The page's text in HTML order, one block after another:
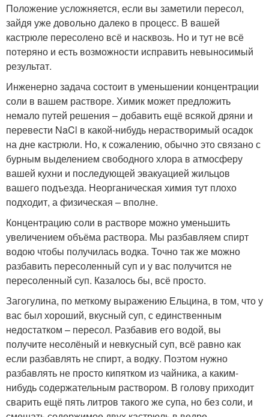
Положение усложняется, если вы заметили пересол,
зайдя уже довольно далеко в процесс. В вашей
кастрюле пересолено всё и насквозь. Но и тут не всё
потеряно и есть возможности исправить невыносимый
результат.
Инженерно задача состоит в уменьшении концентрации
соли в вашем растворе. Химик может предложить
немало путей решения – добавить ещё всякой дряни и
перевести NaCl в какой-нибудь нерастворимый осадок
на дне кастрюли. Но, к сожалению, обычно это связано с
бурным выделением свободного хлора в атмосферу
вашей кухни и последующей эвакуацией жильцов
вашего подъезда. Неорганическая химия тут плохо
подходит, а физическая – вполне.
Концентрацию соли в растворе можно уменьшить
увеличением объёма раствора. Мы разбавляем спирт
водою чтобы получилась водка. Точно так же можно
разбавить пересоленный суп и у вас получится не
пересоленный суп. Казалось бы, всё просто.
Загогулина, по меткому выражению Ельцина, в том, что у
вас был хороший, вкусный суп, с единственным
недостатком – пересол. Разбавив его водой, вы
получите несолёный и невкусный суп, всё равно как
если разбавлять не спирт, а водку. Поэтом нужно
разбавлять не просто кипятком из чайника, а каким-
нибудь содержательным раствором. В голову приходит
сварить ещё пять литров такого же супа, но без соли, и